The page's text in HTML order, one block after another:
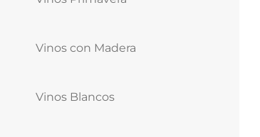
Vinos con Madera
Vinos Blancos